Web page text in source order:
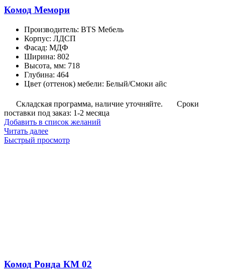
Комод Мемори
Производитель: BTS Мебель
Корпус: ЛДСП
Фасад: МДФ
Ширина: 802
Высота, мм: 718
Глубина: 464
Цвет (оттенок) мебели: Белый/Смоки айс
Складская программа, наличие уточняйте.
Сроки
поставки под заказ: 1-2 месяца
Добавить в список желаний
Читать далее
Быстрый просмотр
Комод Ронда КМ 02